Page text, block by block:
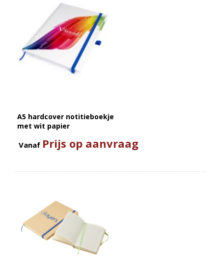
A5 hardcover notitieboekje
met wit papier
Vanaf Prijs op aanvraag